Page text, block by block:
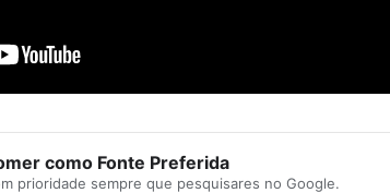
como Fonte Preferida
prioridade sempre que pesquisares no Google.